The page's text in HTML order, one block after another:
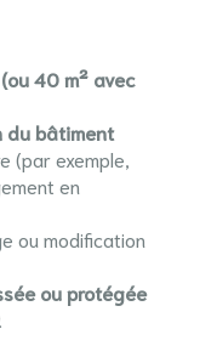
40 m² avec
du bâtiment
(par exemple,
en
ou modification
ou protégée